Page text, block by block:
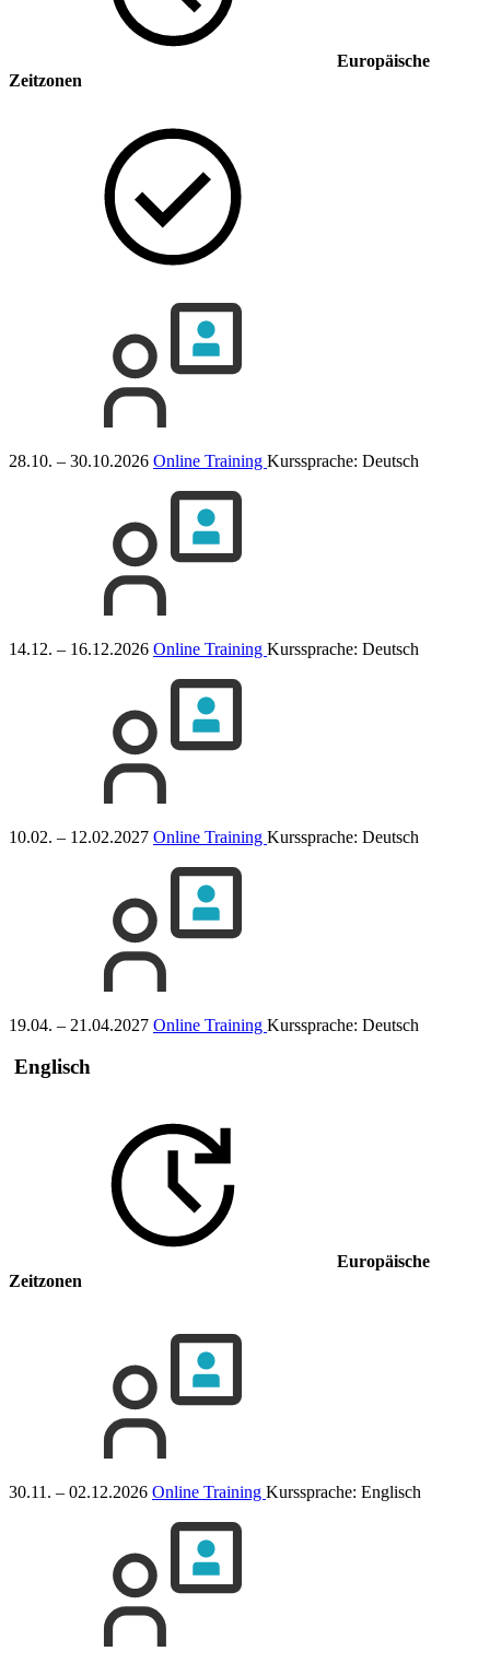
Europäische
Zeitzonen
28.10. – 30.10.2026 Online Training Kurssprache: Deutsch
14.12. – 16.12.2026 Online Training Kurssprache: Deutsch
10.02. – 12.02.2027 Online Training Kurssprache: Deutsch
19.04. – 21.04.2027 Online Training Kurssprache: Deutsch
Englisch
Europäische
Zeitzonen
30.11. – 02.12.2026 Online Training Kurssprache: Englisch